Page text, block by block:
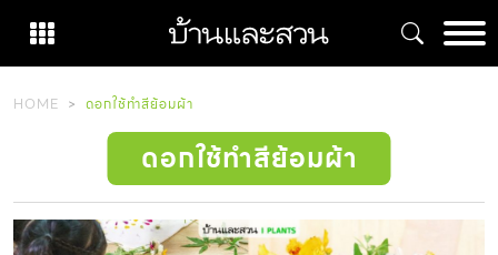
content
HOME ดอกใช้ทำสีย้อมผ้า
ดอกใช้ทำสีย้อมผ้า